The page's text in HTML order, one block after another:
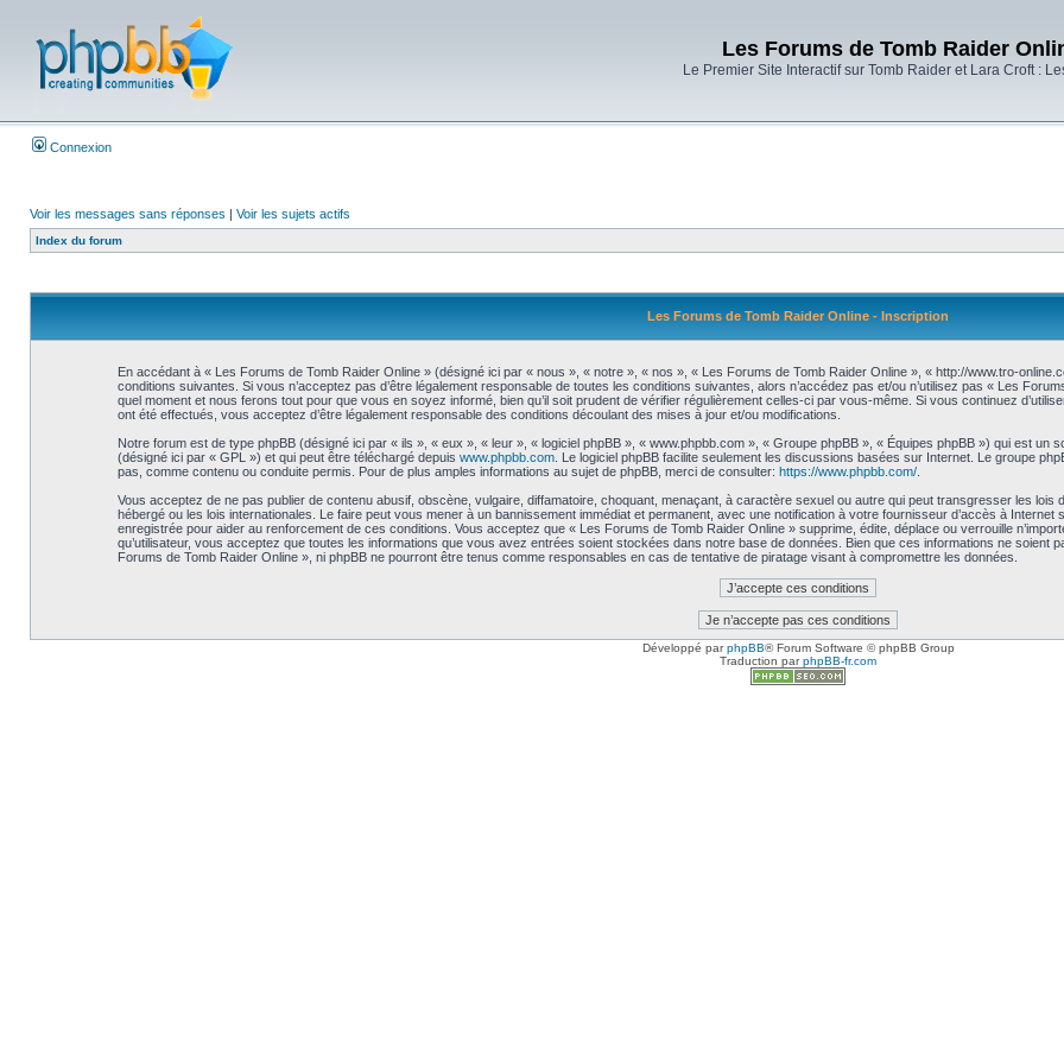
Les Forums de Tomb Raider
Le Premier Site Interactif sur Tomb Raider et Lara Croft :
Connexion
Voir les messages sans réponses | Voir les sujets actifs
Index du forum
Les Forums de Tomb Raider Online - Inscription
En accédant à « Les Forums de Tomb Raider Online » (désigné ici par « nous », « notre », « nos », « Les Forums de Tomb Raider Online », « http://www.tro-
conditions suivantes. Si vous n’acceptez pas d’être légalement responsable de toutes les conditions suivantes, alors n’accédez pas et/ou n’utilisez pas « Les
quel moment et nous ferons tout pour que vous en soyez informé, bien qu’il soit prudent de vérifier régulièrement celles-ci par vous-même. Si vous continuez
ont été effectués, vous acceptez d’être légalement responsable des conditions découlant des mises à jour et/ou modifications.
Notre forum est de type phpBB (désigné ici par « ils », « eux », « leur », « logiciel phpBB », « www.phpbb.com », « Groupe phpBB », « Équipes phpBB ») qui est un
(désigné ici par « GPL ») et qui peut être téléchargé depuis www.phpbb.com. Le logiciel phpBB facilite seulement les discussions basées sur Internet. Le groupe
pas, comme contenu ou conduite permis. Pour de plus amples informations au sujet de phpBB, merci de consulter: https://www.phpbb.com/.
Vous acceptez de ne pas publier de contenu abusif, obscène, vulgaire, diffamatoire, choquant, menaçant, à caractère sexuel ou autre qui peut transgresser les
hébergé ou les lois internationales. Le faire peut vous mener à un bannissement immédiat et permanent, avec une notification à votre fournisseur d’accès à
enregistrée pour aider au renforcement de ces conditions. Vous acceptez que « Les Forums de Tomb Raider Online » supprime, édite, déplace ou verrouille
qu’utilisateur, vous acceptez que toutes les informations que vous avez entrées soient stockées dans notre base de données. Bien que ces informations ne soient
Forums de Tomb Raider Online », ni phpBB ne pourront être tenus comme responsables en cas de tentative de piratage visant à compromettre les données.
Développé parphpBB® Forum Software © phpBB Group
Traduction parphpBB-fr.com